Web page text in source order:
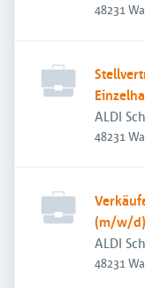
48231
ALDI
48231
(m/w/d)
ALDI
48231